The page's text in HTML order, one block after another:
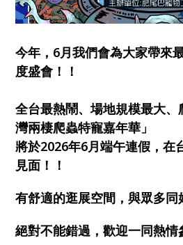
今年，6月我們會為大家帶來
度盛會！！
全台最熱鬧、場地規模最大
灣兩棲爬蟲特寵嘉年華」
將於2026年6月端午連假，在
見面！！
有舒適的逛展空間，與眾多同
絕對不能錯過，歡迎一同熱情